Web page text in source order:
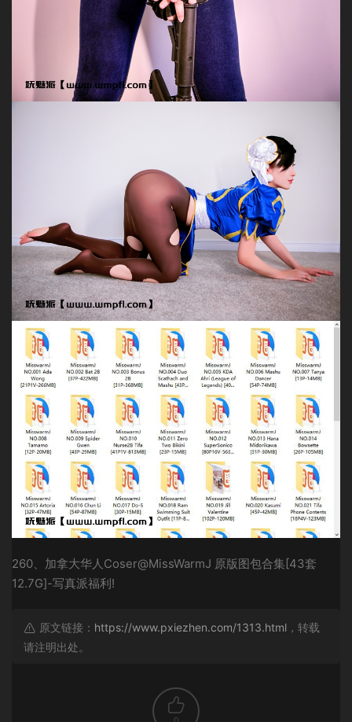
260、加拿大华人Coser@MissWarmJ 原版图包合集[43套
12.7G]-写真派福利!
原文链接： https://www.pxiezhen.com/1313.html ，转载
请注明出处。